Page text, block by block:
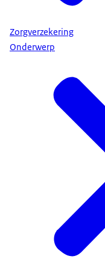
Zorgverzekering
Onderwerp